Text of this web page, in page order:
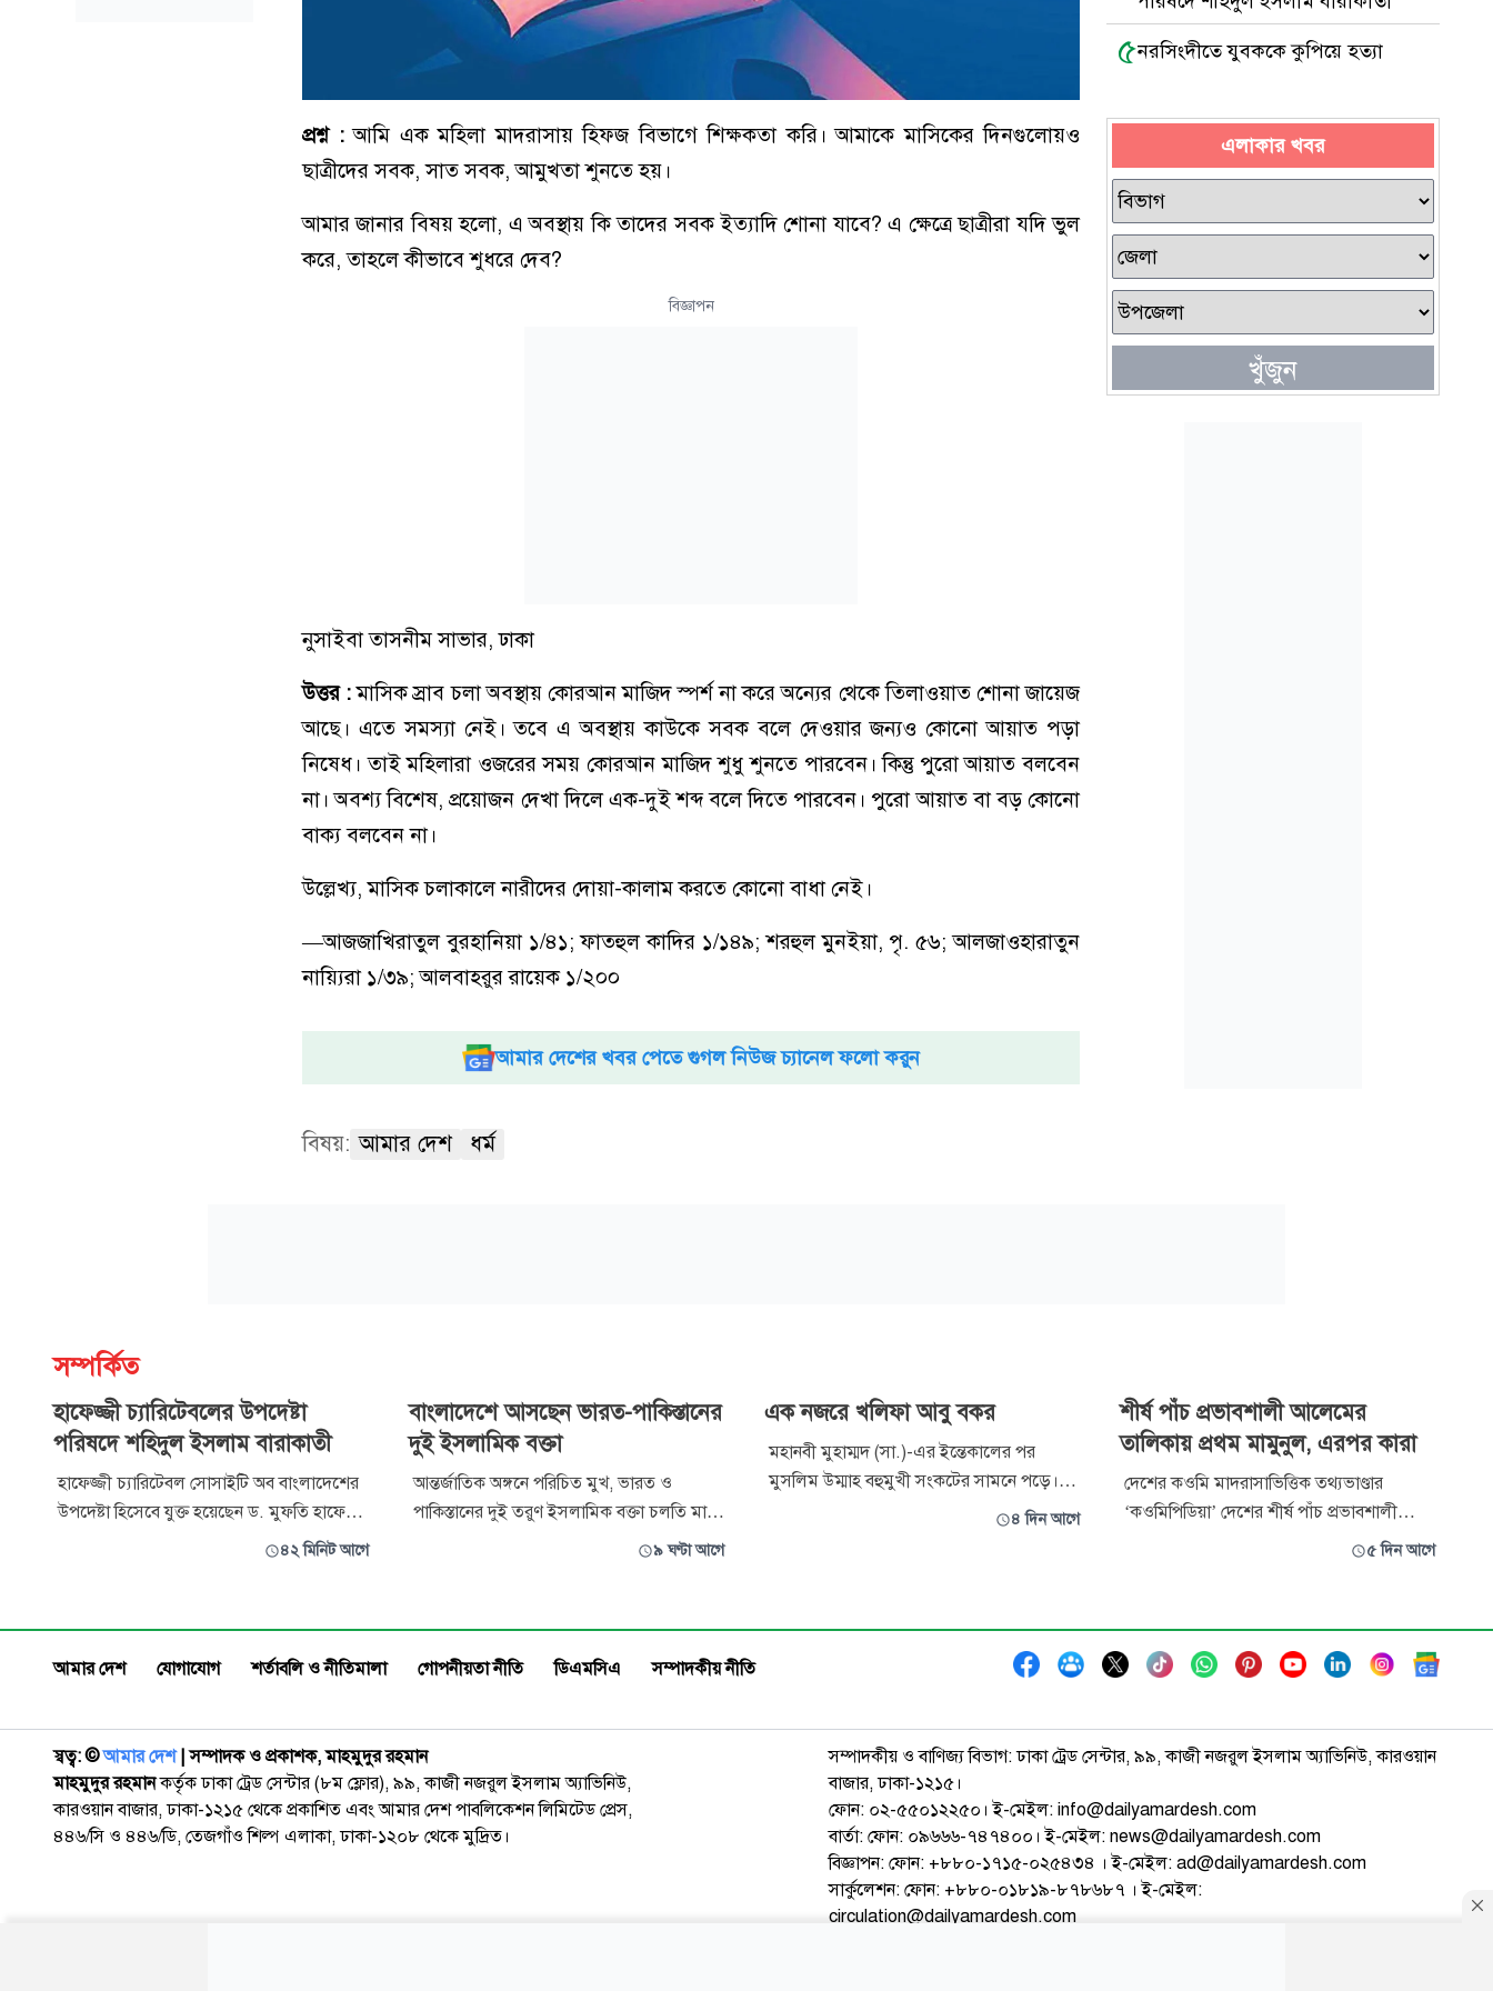
প্রশ্ন :আমি এক মহিলা মাদরাসায় হিফজ বিভাগে শিক্ষকতা করি। আমাকে মাসিকের দিনগুলোয়ও
ছাত্রীদের সবক, সাত সবক, আমুখতা শুনতে হয়।
আমার জানার বিষয় হলো, এ অবস্থায় কি তাদের সবক ইত্যাদি শোনা যাবে? এ ক্ষেত্রে ছাত্রীরা যদি ভুল
করে, তাহলে কীভাবে শুধরে দেব?
বিজ্ঞাপন
নুসাইবা তাসনীম সাভার, ঢাকা
উত্তর :মাসিক স্রাব চলা অবস্থায় কোরআন মাজিদ স্পর্শ না করে অন্যের থেকে তিলাওয়াত শোনা জায়েজ
আছে। এতে সমস্যা নেই। তবে এ অবস্থায় কাউকে সবক বলে দেওয়ার জন্যও কোনো আয়াত পড়া
নিষেধ। তাই মহিলারা ওজরের সময় কোরআন মাজিদ শুধু শুনতে পারবেন। কিন্তু পুরো আয়াত বলবেন
না। অবশ্য বিশেষ, প্রয়োজন দেখা দিলে এক-দুই শব্দ বলে দিতে পারবেন। পুরো আয়াত বা বড় কোনো
বাক্য বলবেন না।
উল্লেখ্য, মাসিক চলাকালে নারীদের দোয়া-কালাম করতে কোনো বাধা নেই।
—আজজাখিরাতুল বুরহানিয়া ১/৪১; ফাতহুল কাদির ১/১৪৯; শরহুল মুনইয়া, পৃ. ৫৬; আলজাওহারাতুন
নায়্যিরা ১/৩৯; আলবাহরুর রায়েক ১/২০০
আমার দেশের খবর পেতে গুগল নিউজ চ্যানেল ফলো করুন
বিষয়: আমার দেশ ধর্ম
৫নরসিংদীতে যুবককে কুপিয়ে হত্যা
এলাকার খবর
খুঁজুন
সম্পর্কিত
হাফেজ্জী চ্যারিটেবলের উপদেষ্টা
পরিষদে শহিদুল ইসলাম বারাকাতী
হাফেজ্জী চ্যারিটেবল সোসাইটি অব বাংলাদেশের
উপদেষ্টা হিসেবে যুক্ত হয়েছেন ড. মুফতি হাফেজ
এইচ. এম. শহিদুল ইসলাম বারাকাতী।
দিকনির্দেশনা দেওয়ার লক্ষ্যে তিনি এ দায়িত্ব গ্রহণ
করেছেন। সংশ্লিষ্টদের আশা
৪২ মিনিট আগে
বাংলাদেশে আসছেন ভারত-পাকিস্তানের
দুই ইসলামিক বক্তা
আন্তর্জাতিক অঙ্গনে পরিচিত মুখ, ভারত ও
পাকিস্তানের দুই তরুণ ইসলামিক বক্তা চলতি মাসে
বাংলাদেশ সফরে আসছেন। তাদের অংশগ্রহণে
বৃহস্পতিবার জাতীয় প্রেসক্লাবের মাওলানা
আকরাম খা হলে সিয়ান পাবলিকেশন আয়োজিত
৯ ঘণ্টা আগে
এক নজরে খলিফা আবু বকর
মহানবী মুহাম্মদ (সা.)-এর ইন্তেকালের পর
মুসলিম উম্মাহ বহুমুখী সংকটের সামনে পড়ে।
একদিকে শোকাহত মুসলিম সমাজ, অন্যদিকে
নাজুক। ঠিক এ সময়েই খেলাফতে
৪ দিন আগে
শীর্ষ পাঁচ প্রভাবশালী আলেমের
তালিকায় প্রথম মামুনুল, এরপর কারা
দেশের কওমি মাদরাসাভিত্তিক তথ্যভাণ্ডার
‘কওমিপিডিয়া’ দেশের শীর্ষ পাঁচ প্রভাবশালী
আলেমের একটি তালিকা প্রকাশ করেছে। ২৯
মাহমুদুল হাসান, তৃতীয় স্থানে মাওলানা মুহিবুল্লাহ
বাবুনগরী, চতুর্থ স্থানে মুফতি সৈয
৫ দিন আগে
আমার দেশ যোগাযোগ শর্তাবলি ও নীতিমালা গোপনীয়তা নীতি ডিএমসিএ সম্পাদকীয় নীতি
স্বত্ব: ©️আমার দেশ| সম্পাদক ও প্রকাশক, মাহমুদুর রহমান
মাহমুদুর রহমানকর্তৃক ঢাকা ট্রেড সেন্টার (৮ম ফ্লোর), ৯৯, কাজী নজরুল ইসলাম অ্যাভিনিউ,
কারওয়ান বাজার, ঢাকা-১২১৫ থেকে প্রকাশিত এবং আমার দেশ পাবলিকেশন লিমিটেড প্রেস,
৪৪৬/সি ও ৪৪৬/ডি, তেজগাঁও শিল্প এলাকা, ঢাকা-১২০৮ থেকে মুদ্রিত।
সম্পাদকীয় ও বাণিজ্য বিভাগ: ঢাকা ট্রেড সেন্টার, ৯৯, কাজী নজরুল ইসলাম অ্যাভিনিউ, কারওয়ান
বাজার, ঢাকা-১২১৫।
ফোন: ০২-৫৫০১২২৫০। ই-মেইল: info@dailyamardesh.com
বার্তা: ফোন: ০৯৬৬৬-৭৪৭৪০০। ই-মেইল: news@dailyamardesh.com
বিজ্ঞাপন: ফোন: +৮৮০-১৭১৫-০২৫৪৩৪ । ই-মেইল: ad@dailyamardesh.com
সার্কুলেশন: ফোন: +৮৮০-০১৮১৯-৮৭৮৬৮৭ । ই-মেইল:
circulation@dailyamardesh.com